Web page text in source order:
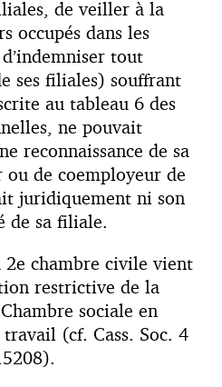
de veiller à la
occupés dans les
tout
ses filiales) souffrant
au tableau 6 des
ne pouvait
reconnaissance de sa
ou de coemployeur de
juridiquement ni son
de sa filiale.
2e chambre civile vient
restrictive de la
sociale en
(cf. Cass. Soc. 4